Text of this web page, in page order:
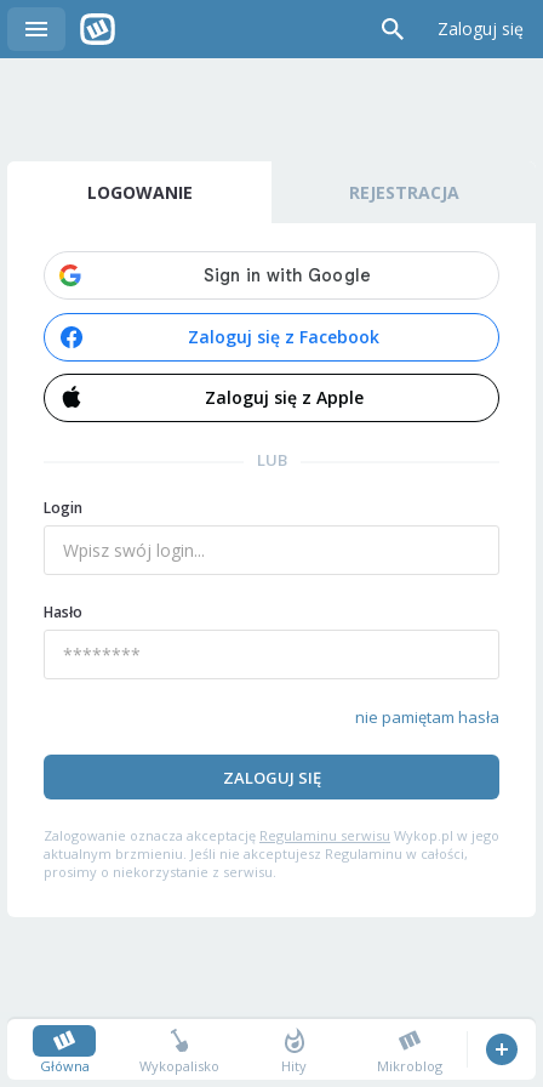
Zaloguj się
LOGOWANIE REJESTRACJA
Zaloguj się z Facebook
Zaloguj się z Apple
LUB
Login
Hasło
nie pamiętam hasła
ZALOGUJ SIĘ
Zalogowanie oznacza akceptację Regulaminu serwisu Wykop.pl w jego
aktualnym brzmieniu. Jeśli nie akceptujesz Regulaminu w całości,
prosimy o niekorzystanie z serwisu.
Główna Wykopalisko Hity Mikroblog